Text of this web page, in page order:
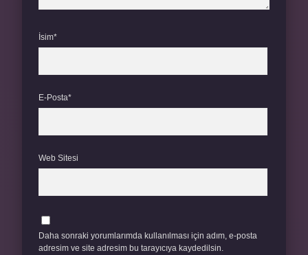
İsim*
E-Posta*
Web Sitesi
Daha sonraki yorumlarımda kullanılması için adım, e-posta
adresim ve site adresim bu tarayıcıya kaydedilsin.